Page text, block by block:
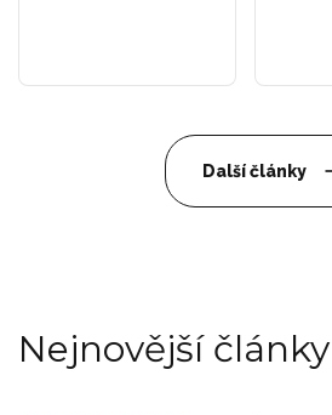
Další články
Nejnovější články